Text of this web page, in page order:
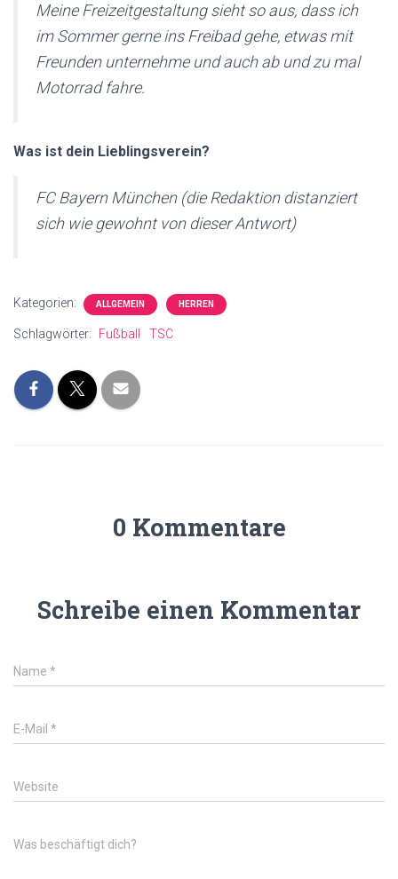
Meine Freizeitgestaltung sieht so aus, dass ich
im Sommer gerne ins Freibad gehe, etwas mit
Freunden unternehme und auch ab und zu mal
Motorrad fahre.
Was ist dein Lieblingsverein?
FC Bayern München (die Redaktion distanziert
sich wie gewohnt von dieser Antwort)
Kategorien: ALLGEMEIN HERREN
Schlagwörter: Fußball TSC
0 Kommentare
Schreibe einen Kommentar
Name *
E-Mail *
Website
Was beschäftigt dich?